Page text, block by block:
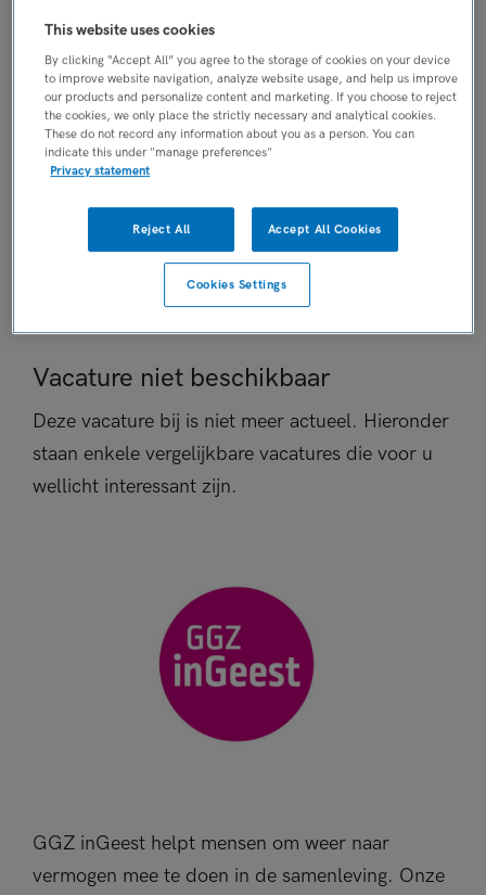
PLAATSINGSDATUM
25 maart 2026
NIVEAU
HBO
Vacature niet beschikbaar
Deze vacature bij is niet meer actueel. Hieronder
staan enkele vergelijkbare vacatures die voor u
wellicht interessant zijn.
GGZ inGeest helpt mensen om weer naar
vermogen mee te doen in de samenleving. Onze
This website uses cookies
By clicking “Accept All” you agree to the storage of cookies on your device
to improve website navigation, analyze website usage, and help us improve
our products and personalize content and marketing. If you choose to reject
the cookies, we only place the strictly necessary and analytical cookies.
These do not record any information about you as a person. You can
indicate this under "manage preferences"
Privacy statement
Reject All Accept All Cookies
Cookies Settings